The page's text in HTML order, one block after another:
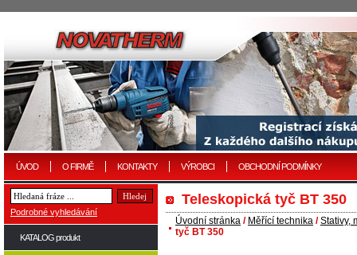
ÚVOD O FIRMĚ KONTAKTY VÝROBCI OBCHODNÍ PODMÍNKY
Teleskopická tyč BT 350
Úvodní stránka / Měřící technika /Stativy,
tyč BT 350
Podrobné vyhledávání
KATALOG produkt